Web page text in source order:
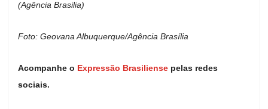
(Agência Brasilia)
Foto: Geovana Albuquerque/Agência Brasília
Acompanhe o Expressão Brasiliense pelas redes
sociais.